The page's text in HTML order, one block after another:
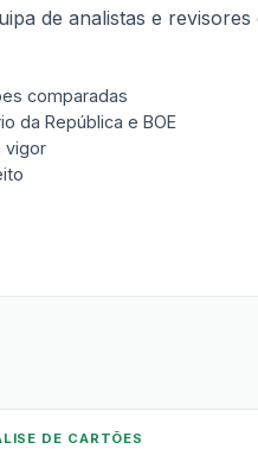
de analistas e
comparadas
da República e BOE
vigor
DE CARTÕES